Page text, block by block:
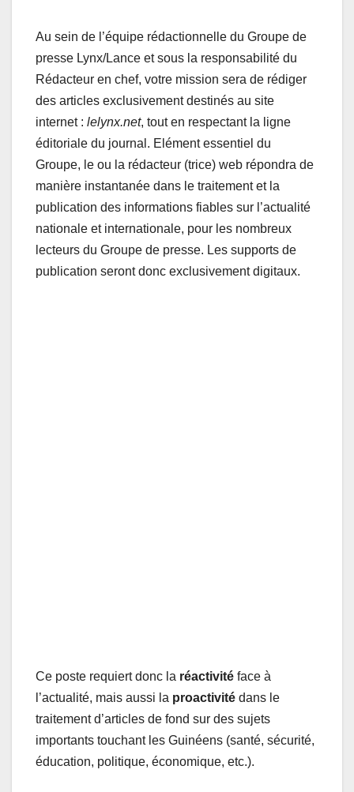
Au sein de l’équipe rédactionnelle du Groupe de
presse Lynx/Lance et sous la responsabilité du
Rédacteur en chef, votre mission sera de rédiger
des articles exclusivement destinés au site
internet : lelynx.net, tout en respectant la ligne
éditoriale du journal. Elément essentiel du
Groupe, le ou la rédacteur (trice) web répondra de
manière instantanée dans le traitement et la
publication des informations fiables sur l’actualité
nationale et internationale, pour les nombreux
lecteurs du Groupe de presse. Les supports de
publication seront donc exclusivement digitaux.
Ce poste requiert donc la réactivité face à
l’actualité, mais aussi la proactivité dans le
traitement d’articles de fond sur des sujets
importants touchant les Guinéens (santé, sécurité,
éducation, politique, économique, etc.).